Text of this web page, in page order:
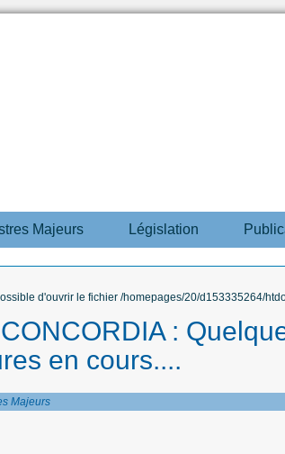
Majeurs Législation
d'ouvrir le fichier /homepages/20/d153335264/
:
en cours....
Majeurs